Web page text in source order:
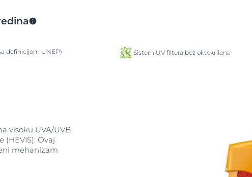
definicijom UNEP) Sistem UV filtera bez oktokrilena
visoku UVA/UVB
Ovaj
mehanizam